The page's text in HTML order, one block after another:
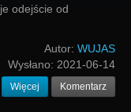
odejście od
Autor: WUJAS
Wysłano: 2021-06-14
Więcej Komentarz